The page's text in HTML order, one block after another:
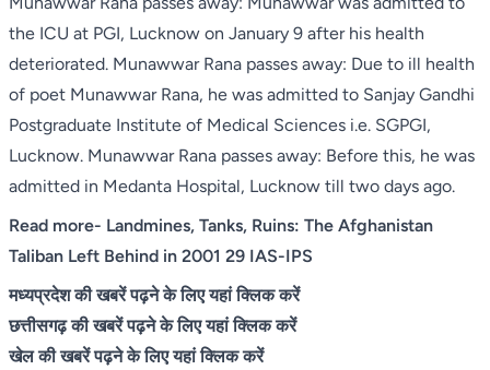
the ICU at PGI, Lucknow on January 9 after his health
deteriorated. Munawwar Rana passes away: Due to ill health
of poet Munawwar Rana, he was admitted to Sanjay Gandhi
Postgraduate Institute of Medical Sciences i.e. SGPGI,
Lucknow. Munawwar Rana passes away: Before this, he was
admitted in Medanta Hospital, Lucknow till two days ago.
Read more- Landmines, Tanks, Ruins: The Afghanistan
Taliban Left Behind in 2001 29 IAS-IPS
मध्यप्रदेश की खबरें पढ़ने के लिए यहां क्लिक करें
छत्तीसगढ़ की खबरें पढ़ने के लिए यहां क्लिक करें
खेल की खबरें पढ़ने के लिए यहां क्लिक करें